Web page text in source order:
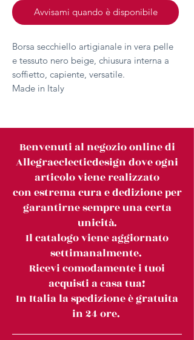
Avvisami quando è disponibile
Borsa secchiello artigianale in vera pelle
e tessuto nero beige, chiusura interna a
soffietto, capiente, versatile.
Made in Italy
Benvenuti al negozio online di
Allegraeclecticdesign dove ogni
articolo viene realizzato
con estrema cura e dedizione per
garantirne sempre una certa
unicità.
Il catalogo viene aggiornato
settimanalmente.
Ricevi comodamente i tuoi
acquisti a casa tua!
In Italia la spedizione è gratuita
in 24 ore.